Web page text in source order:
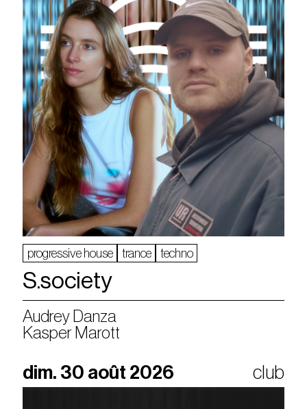
progressive house trance techno
S.society
Audrey Danza
Kasper Marott
dim. 30 août 2026 club